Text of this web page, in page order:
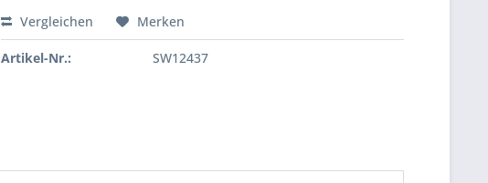
Vergleichen Merken
Artikel-Nr.: SW12437